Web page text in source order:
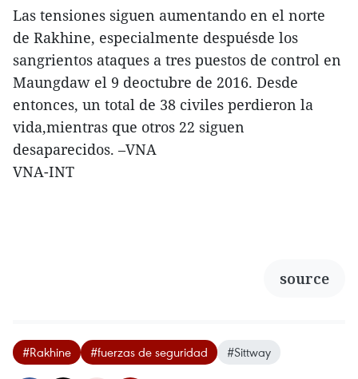
Las tensiones siguen aumentando en el norte
de Rakhine, especialmente despuésde los
sangrientos ataques a tres puestos de control en
Maungdaw el 9 deoctubre de 2016. Desde
entonces, un total de 38 civiles perdieron la
vida,mientras que otros 22 siguen
desaparecidos. –VNA
VNA-INT
source
#Rakhine #fuerzas de seguridad #Sittway